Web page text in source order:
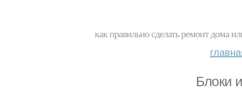
как правильно сделать ремонт дома
Блоки